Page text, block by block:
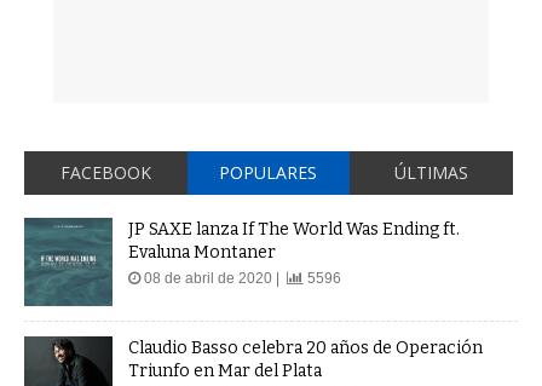
FACEBOOK POPULARES ÚLTIMAS
JP SAXE lanza If The World Was Ending ft.
Evaluna Montaner
08 de abril de 2020 | 5596
Claudio Basso celebra 20 años de Operación
Triunfo en Mar del Plata